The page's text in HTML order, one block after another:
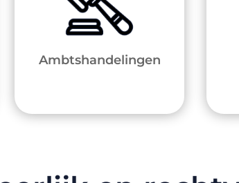
Ambtshandelingen